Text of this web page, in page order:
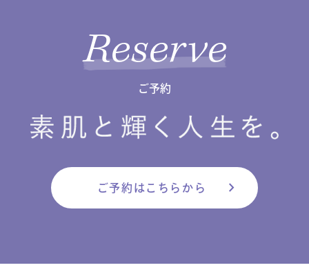
Reserve
ご予約
ご予約はこちらから chevron_right